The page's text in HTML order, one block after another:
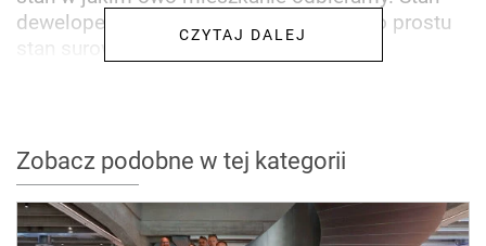
deweloperski to w wielu przypadkach po prostu
stan surowy zakupionej...
CZYTAJ DALEJ
Zobacz podobne w tej kategorii